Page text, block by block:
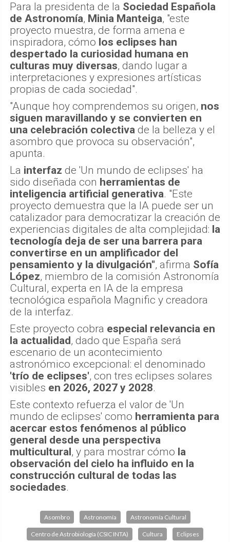
Para la presidenta de la Sociedad Española
de Astronomía, Minia Manteiga, "este
proyecto muestra, de forma amena e
inspiradora, cómo los eclipses han
despertado la curiosidad humana en
culturas muy diversas, dando lugar a
interpretaciones y expresiones artísticas
propias de cada sociedad".
"Aunque hoy comprendemos su origen, nos
siguen maravillando y se convierten en
una celebración colectiva de la belleza y el
asombro que provoca su observación",
apunta.
La interfaz de 'Un mundo de eclipses' ha
sido diseñada con herramientas de
inteligencia artificial generativa. "Este
proyecto demuestra que la IA puede ser un
catalizador para democratizar la creación de
experiencias digitales de alta complejidad: la
tecnología deja de ser una barrera para
convertirse en un amplificador del
pensamiento y la divulgación", afirma Sofía
López, miembro de la comisión Astronomía
Cultural, experta en IA de la empresa
tecnológica española Magnific y creadora
de la interfaz.
Este proyecto cobra especial relevancia en
la actualidad, dado que España será
escenario de un acontecimiento
astronómico excepcional: el denominado
'trío de eclipses', con tres eclipses solares
visibles en 2026, 2027 y 2028.
Este contexto refuerza el valor de 'Un
mundo de eclipses' como herramienta para
acercar estos fenómenos al público
general desde una perspectiva
multicultural, y para mostrar cómo la
observación del cielo ha influido en la
construcción cultural de todas las
sociedades.
Asombro Astronomía Astronomía Cultural
Centro de Astrobiología (CSIC INTA) Cultura Eclipses